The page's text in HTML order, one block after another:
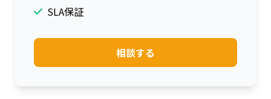
SLA保証
相談する